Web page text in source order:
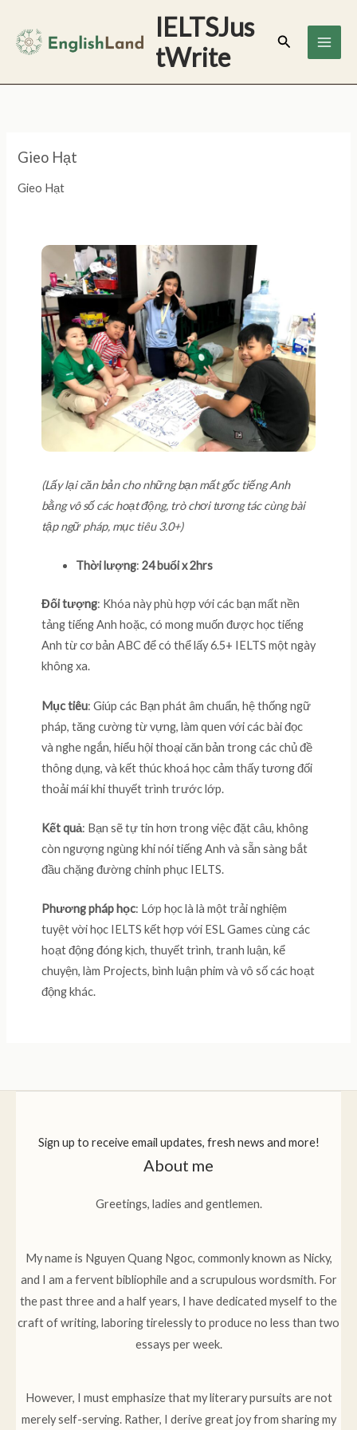
content
IELTSJus
tWrite
Search
Gieo Hạt
Gieo Hạt
(Lấy lại căn bản cho những bạn mất gốc tiếng Anh
bằng vô số các hoạt động, trò chơi tương tác cùng bài
tập ngữ pháp, mục tiêu 3.0+)
Thời lượng:24 buổi x 2hrs
Đối tượng: Khóa này phù hợp với các bạn mất nền
tảng tiếng Anh hoặc, có mong muốn được học tiếng
Anh từ cơ bản ABC để có thể lấy 6.5+ IELTS một ngày
không xa.
Mục tiêu: Giúp các Bạn phát âm chuẩn, hệ thống ngữ
pháp, tăng cường từ vựng, làm quen với các bài đọc
và nghe ngắn, hiểu hội thoại căn bản trong các chủ đề
thông dụng, và kết thúc khoá học cảm thấy tương đối
thoải mái khi thuyết trình trước lớp.
Kết quả: Bạn sẽ tự tin hơn trong việc đặt câu, không
còn ngượng ngùng khi nói tiếng Anh và sẵn sàng bắt
đầu chặng đường chinh phục IELTS.
Phương pháp học: Lớp học là là một trải nghiệm
tuyệt vời học IELTS kết hợp với ESL Games cùng các
hoạt động đóng kịch, thuyết trình, tranh luận, kể
chuyện, làm Projects, bình luận phim và vô số các hoạt
động khác.
Sign up to receive email updates, fresh news and more!
About me
Greetings, ladies and gentlemen.
My name is Nguyen Quang Ngoc, commonly known as Nicky,
and I am a fervent bibliophile and a scrupulous wordsmith. For
the past three and a half years, I have dedicated myself to the
craft of writing, laboring tirelessly to produce no less than two
essays per week.
However, I must emphasize that my literary pursuits are not
merely self-serving. Rather, I derive great joy from sharing my